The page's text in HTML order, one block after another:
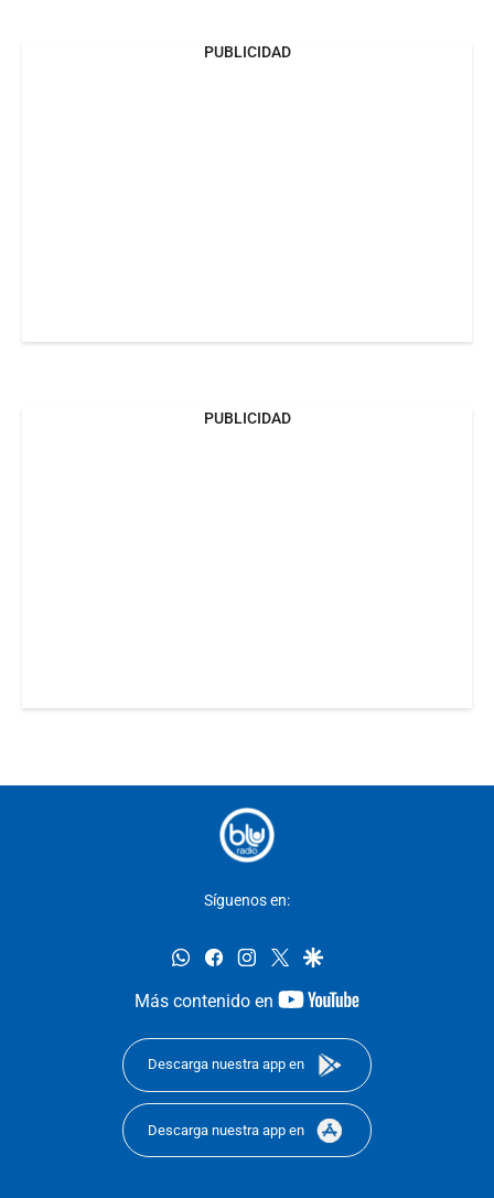
PUBLICIDAD
PUBLICIDAD
Síguenos en:
whatsappfacebookinstagram
twittergoogle
Más contenido en
youtube-
Descarga nuestra app en
Descarga nuestra app en